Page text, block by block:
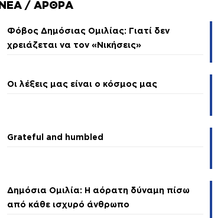
ΝΕΑ / ΑΡΘΡΑ
Φόβος Δημόσιας Ομιλίας: Γιατί δεν
χρειάζεται να τον «Νικήσεις»
Οι λέξεις μας είναι ο κόσμος μας
Grateful and humbled
Δημόσια Ομιλία: Η αόρατη δύναμη πίσω
από κάθε ισχυρό άνθρωπο